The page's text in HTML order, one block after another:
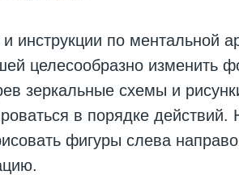
инструкции по ментальной
целесообразно изменить
зеркальные схемы и
в порядке
фигуры слева